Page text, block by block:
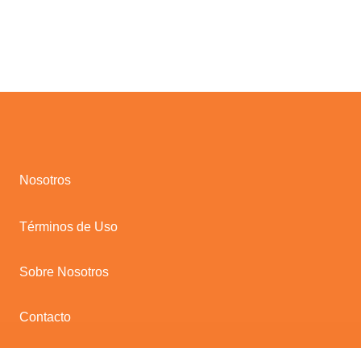
Nosotros
Términos de Uso
Sobre Nosotros
Contacto